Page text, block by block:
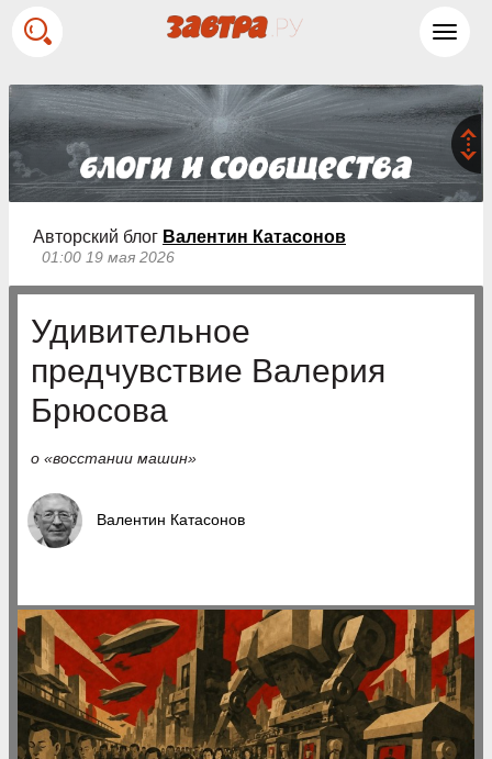
Авторский блог Валентин Катасонов
01:00 19 мая 2026
Удивительное
предчувствие Валерия
Брюсова
о «восстании машин»
Валентин Катасонов